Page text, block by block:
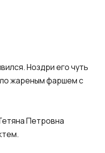
Ноздри его чуть
жареным фаршем с
Петровна